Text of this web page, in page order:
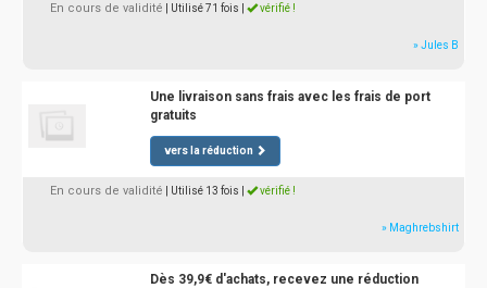
En cours de validité | Utilisé 71 fois vérifié !
» Jules B
Une livraison sans frais avec les frais de port
gratuits
vers la réduction
En cours de validité | Utilisé 13 fois vérifié !
» Maghrebshirt
Dès 39,9€ d'achats, recevez une réduction